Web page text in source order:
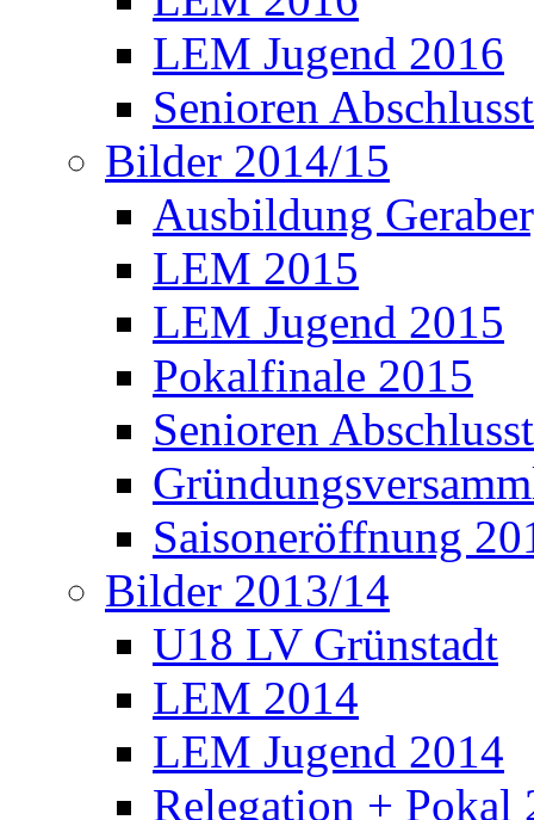
LEM Jugend 2016
Senioren
Bilder 2014/15
Ausbildung
LEM 2015
LEM Jugend 2015
Pokalfinale 2015
Senioren
Saisoneröffnung
Bilder 2013/14
U18 LV Grünstadt
LEM 2014
LEM Jugend 2014
Relegation + Pokal